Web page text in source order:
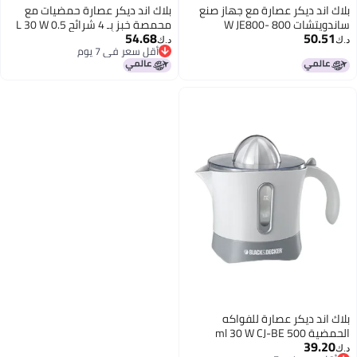
اند ديكر عصارة مع جهاز صنع
ساندويتشات 800 W JE800-
أسود
50.51
بلاك اند ديكر عصارة حمضيات مع
محمصة خبز بِـ 4 شرائح 0.5 L 30 W
CJ650-B5/ET304-B5/Bundle
أسود/فضي/أبيض
54.68
أقل سعر في 7 يوم
أقل سعر في 7 يوم
اند ديكر عصارة للفواكه
الحمضية 500 ml 30 W CJ-BE
رمادي
39.20